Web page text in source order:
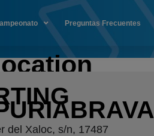
Preguntas Frecuentes
del Xaloc, s/n, 17487